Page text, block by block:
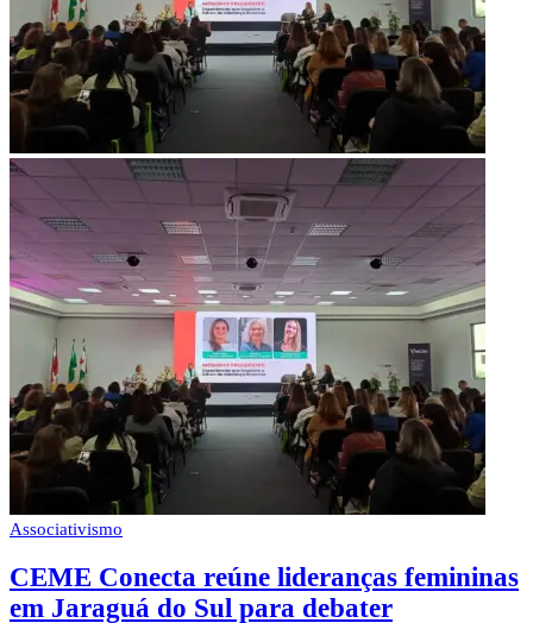
Associativismo
CEME Conecta reúne lideranças femininas
em Jaraguá do Sul para debater